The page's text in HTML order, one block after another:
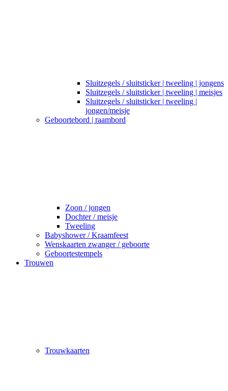
Sluitzegels / sluitsticker | tweeling | jongens
Sluitzegels / sluitsticker | tweeling | meisjes
Sluitzegels / sluitsticker | tweeling |
jongen/meisje
Geboortebord | raambord
Zoon / jongen
Dochter / meisje
Tweeling
Babyshower / Kraamfeest
Wenskaarten zwanger / geboorte
Geboortestempels
Trouwen
Trouwkaarten